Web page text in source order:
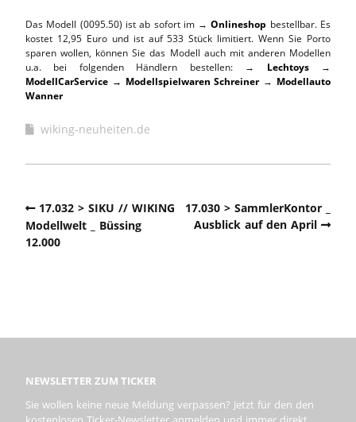
Das Modell (0095.50) ist ab sofort im →Onlineshop bestellbar. Es
kostet 12,95 Euro und ist auf 533 Stück limitiert. Wenn Sie Porto
sparen wollen, können Sie das Modell auch mit anderen Modellen
u.a. bei folgenden Händlern bestellen: → Lechtoys→
ModellCarService → Modellspielwaren Schreiner→ Modellauto
Wanner
wiking-neuheiten.de
17.032 > SIKU // WIKING
Modellwelt _ Büssing
12.000
17.030 > SammlerKontor _
Ausblick auf den April
NEWSLETTER ZUM TICKER
Sie wollen keine neue Meldung verpassen? Jetzt für den den